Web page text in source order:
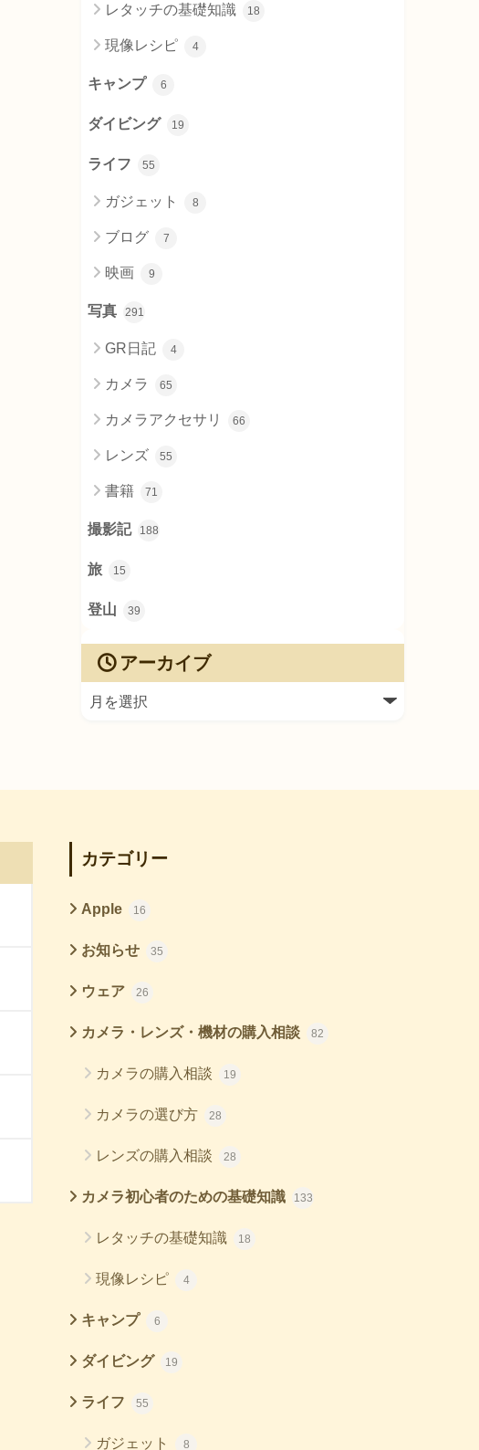
レタッチの基礎知識 18
現像レシピ 4
キャンプ 6
ダイビング 19
ライフ 55
ガジェット 8
ブログ 7
映画 9
写真 291
GR日記 4
カメラ 65
カメラアクセサリ 66
レンズ 55
書籍 71
撮影記 188
旅 15
登山 39
アーカイブ
カテゴリー
Apple 16
お知らせ 35
ウェア 26
カメラ・レンズ・機材の購入相談 82
カメラの購入相談 19
カメラの選び方 28
レンズの購入相談 28
カメラ初心者のための基礎知識 133
レタッチの基礎知識 18
現像レシピ 4
キャンプ 6
ダイビング 19
ライフ 55
ガジェット 8